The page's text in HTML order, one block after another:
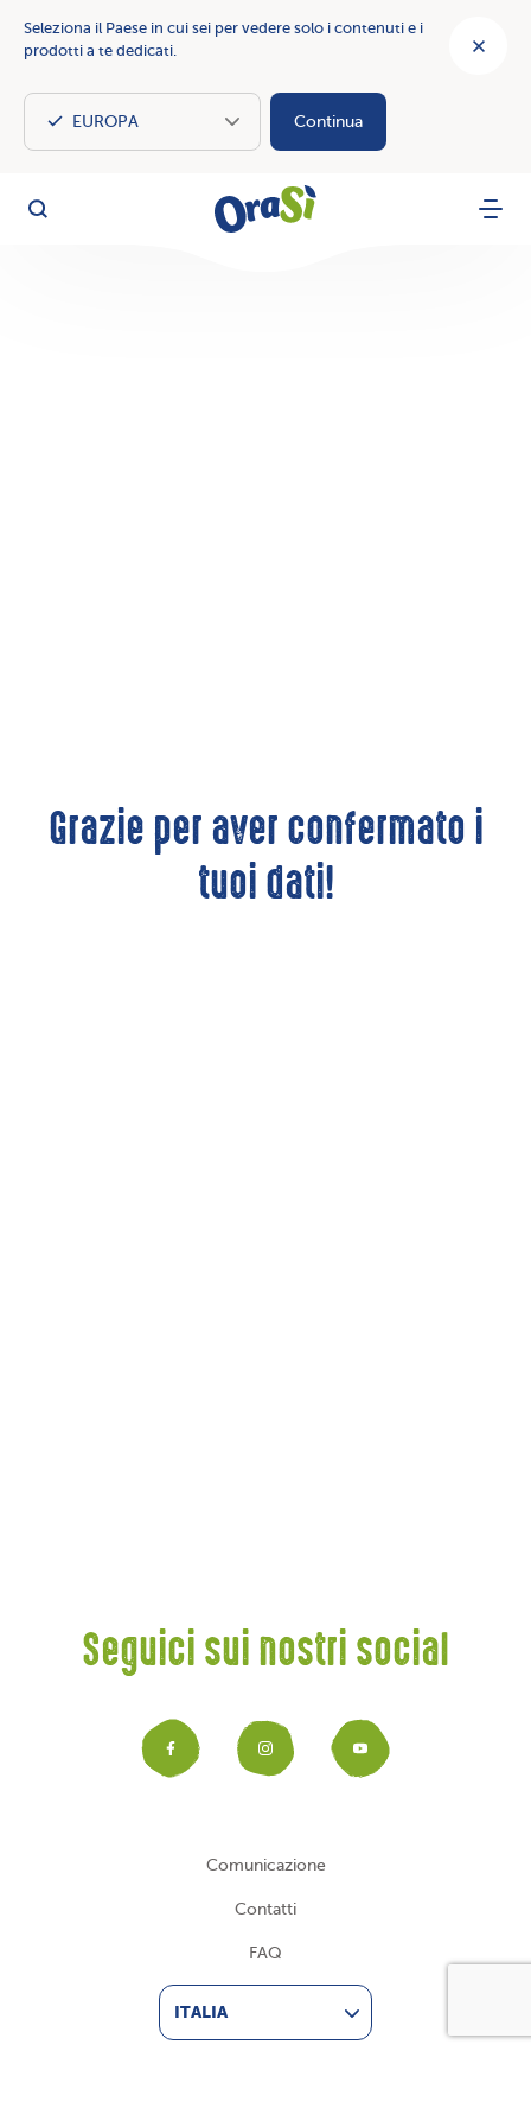
Seleziona il Paese in cui sei per vedere solo i contenuti e i
prodotti a te dedicati.
Continua
OraSì
Cerca Menu
Grazie per aver confermato i
tuoi dati!
Seguici sui nostri social
Facebook
Instagram
Comunicazione
Contatti
FAQ
ITALIA